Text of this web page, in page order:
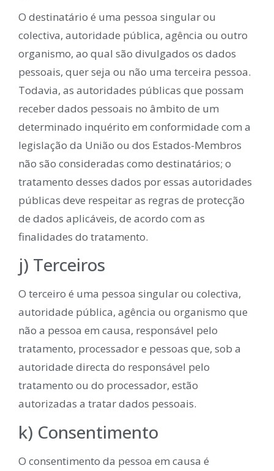
O destinatário é uma pessoa singular ou
colectiva, autoridade pública, agência ou outro
organismo, ao qual são divulgados os dados
pessoais, quer seja ou não uma terceira pessoa.
Todavia, as autoridades públicas que possam
receber dados pessoais no âmbito de um
determinado inquérito em conformidade com a
legislação da União ou dos Estados-Membros
não são consideradas como destinatários; o
tratamento desses dados por essas autoridades
públicas deve respeitar as regras de protecção
de dados aplicáveis, de acordo com as
finalidades do tratamento.
j) Terceiros
O terceiro é uma pessoa singular ou colectiva,
autoridade pública, agência ou organismo que
não a pessoa em causa, responsável pelo
tratamento, processador e pessoas que, sob a
autoridade directa do responsável pelo
tratamento ou do processador, estão
autorizadas a tratar dados pessoais.
k) Consentimento
O consentimento da pessoa em causa é